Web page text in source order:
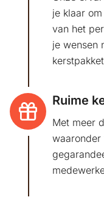
je klaar
van het
je wensen
Ruime
Met meer